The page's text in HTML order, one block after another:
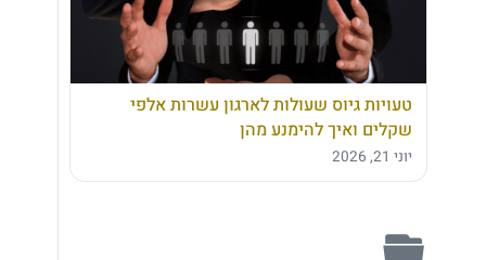
טעויות גיוס שעולות לארגון עשרות אלפי
שקלים ואיך להימנע מהן
יוני 21, 2026